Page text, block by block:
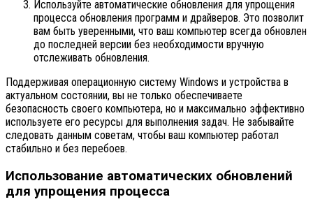
Используйте автоматические обновления для упрощения
процесса обновления программ и драйверов. Это позволит
вам быть уверенными, что ваш компьютер всегда обновлен
до последней версии без необходимости вручную
отслеживать обновления.
Поддерживая операционную систему Windows и устройства в
актуальном состоянии, вы не только обеспечиваете
безопасность своего компьютера, но и максимально эффективно
используете его ресурсы для выполнения задач. Не забывайте
следовать данным советам, чтобы ваш компьютер работал
стабильно и без перебоев.
Использование автоматических обновлений
для упрощения процесса